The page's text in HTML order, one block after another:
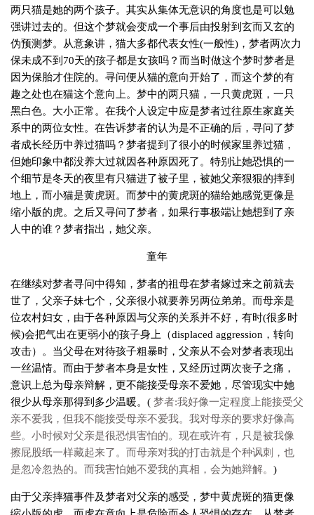
两只猫是她的两个孩子。其实从集体无意识的角度也是可以勉
强讲过去的。但这个梦就会变成一个事后由投射到玄而又玄的
伪预测梦。从意象讲，猫大多都代表女性(一般性)，梦者两次力
保未成不到70天的孩子都是女孩吗？而当时做这个梦时梦者是
因为保胎才住院的。寻问便从猫的意向开始了，而这个梦的有
趣之处也在猫这个意向上。梦中的两只猫，一只黄虎斑，一只
黑白色。大小正常。在我个人设定中应是梦者过往原生家庭关
系中的两位女性。在告诉梦者的认为是不正确的后，寻问了梦
者成长经历中养过猫吗？梦者提到了很小的时候家里养过猫，
但她印象中都没养大过就因各种原因死了。特别让她恐惧的一
个细节是冬天的夜里有只猫进了被子里，被她父亲狠狠的摔到
地上，而小猫是黄虎斑。而梦中的黄虎斑的猫给她感觉更像是
缩小版的虎。之后又寻问了梦者，如果行事极端让她想到了亲
人中的谁？梦者指出，她父亲。
童年
在继续对梦者寻问中得知，梦者的祖母在梦者嫁过来之前就去
世了，父亲子妹七个，父亲很小就要养另两位弟弟。而母亲是
位农村妇女，由于各种原因与父亲的关系并不好，有时(很多时
候)会把气出在更弱小的孩子身上（displaced aggression，转向
攻击）。当父母在对待孩子粗暴时，父亲从不会对梦者表现出
一丝温情。而由于梦者本身是女性，又经历过两次丧子之痛，
意识上总为母亲辩解，更不能接受母亲不爱她，尽管现实中她
很少从母亲那得到多少温暖。( 梦者:我好像一定程度上能接受父
亲不爱我，但我不能接受母亲不爱我。我对母亲的要求好像高
些。小时候对父亲是很恐惧害怕的。现在或许有，只是被我像
擦屁股纸一样藏起来了。而母亲对我的打击就是个种讽刺，也
是忽冷忽热的。而我害怕她不爱我的真相，会为她辩解。 )
由于父亲摔猫事件及梦者对父亲的感受，梦中黄虎斑的猫更像